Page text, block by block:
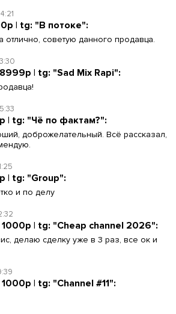
| tg: "В потоке":
советую данного продавца.
| tg: "Sad Mix Rapi":
| tg: "Чё по фактам?":
доброжелательный. Всё рассказал,
| tg: "Group":
и по делу
1000р | tg: "Cheap channel 2026":
делаю сделку уже в 3 раз, все ок и
1000р | tg: "Channel #11":